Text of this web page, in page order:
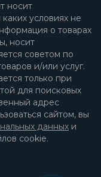
носит
условиях не
о товарах
носит
советом по
и/или услуг.
только при
для поисковых
адрес
сайтом, вы
данных и
cookie.